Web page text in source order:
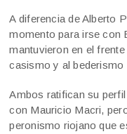
A diferencia de Alberto
momento para irse con
mantuvieron en el
casismo y al bederismo
Ambos ratifican su
con Mauricio Macri,
peronismo riojano que